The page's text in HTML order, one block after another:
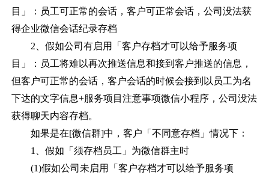
目」：员工可正常的会话，客户可正常会话，公司没法获
得企业微信会话纪录存档
2、假如公司有启用「客户存档才可以给予服务项
目」：员工将难以再次推送信息和接到客户推送的信息，
但客户可正常的会话，客户会话的时候会接到以员工为名
下达的文字信息+服务项目注意事项微信小程序，公司没法
获得聊天内容存档。
如果是在[微信群]中，客户「不同意存档」情况下：
1、假如「须存档员工」为微信群主时
(1)假如公司未启用「客户存档才可以给予服务项